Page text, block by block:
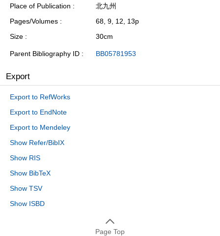
Place of Publication
北九州
Pages/Volumes
68, 9, 12, 13p
Size
30cm
Parent Bibliography ID BB05781953
Export
Export to RefWorks
Export to EndNote
Export to Mendeley
Show Refer/BibIX
Show RIS
Show BibTeX
Show TSV
Show ISBD
Page Top